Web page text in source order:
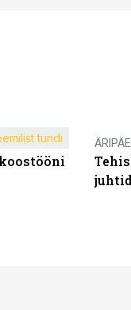
tundi